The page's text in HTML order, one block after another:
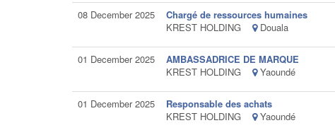
08 December 2025
Chargé de ressources humaines
KREST HOLDING
Douala
01 December 2025
AMBASSADRICE DE MARQUE
KREST HOLDING
Yaoundé
01 December 2025
Responsable des achats
KREST HOLDING
Yaoundé